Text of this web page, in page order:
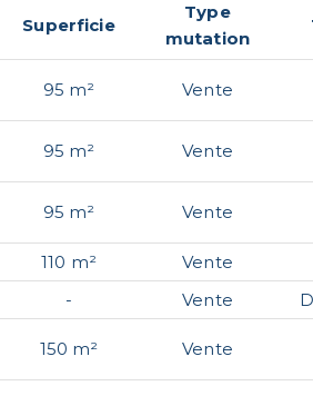
Superficie
Type
mutation
95 m² Vente
95 m² Vente
95 m² Vente
110 m² Vente
- Vente
150 m² Vente